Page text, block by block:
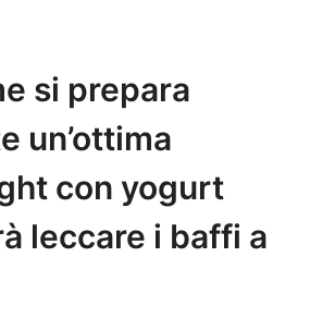
si prepara
un’ottima
con yogurt
leccare i baffi a